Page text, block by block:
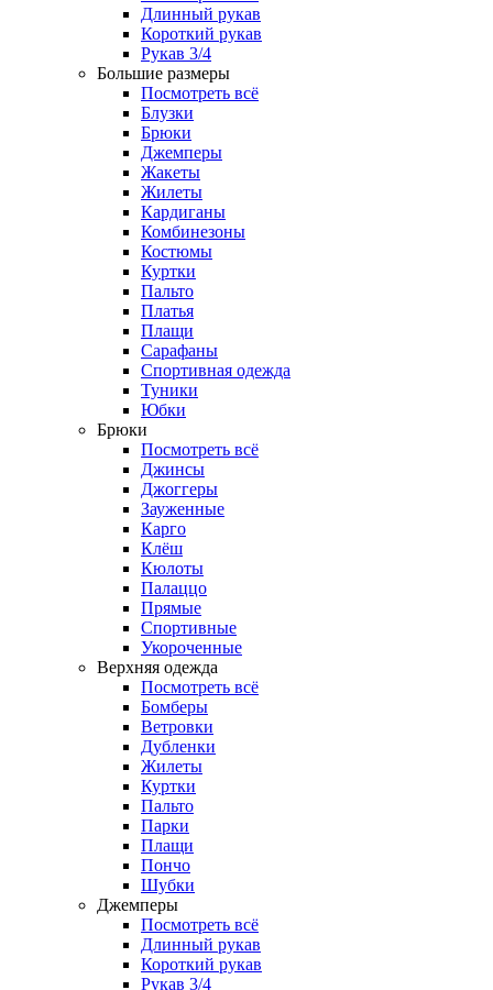
Длинный рукав
Короткий рукав
Рукав 3/4
Большие размеры
Посмотреть всё
Блузки
Брюки
Джемперы
Жакеты
Жилеты
Кардиганы
Комбинезоны
Костюмы
Куртки
Пальто
Платья
Плащи
Сарафаны
Спортивная одежда
Туники
Юбки
Брюки
Посмотреть всё
Джинсы
Джоггеры
Зауженные
Карго
Клёш
Кюлоты
Палаццо
Прямые
Спортивные
Укороченные
Верхняя одежда
Посмотреть всё
Бомберы
Ветровки
Дубленки
Жилеты
Куртки
Пальто
Парки
Плащи
Пончо
Шубки
Джемперы
Посмотреть всё
Длинный рукав
Короткий рукав
Рукав 3/4